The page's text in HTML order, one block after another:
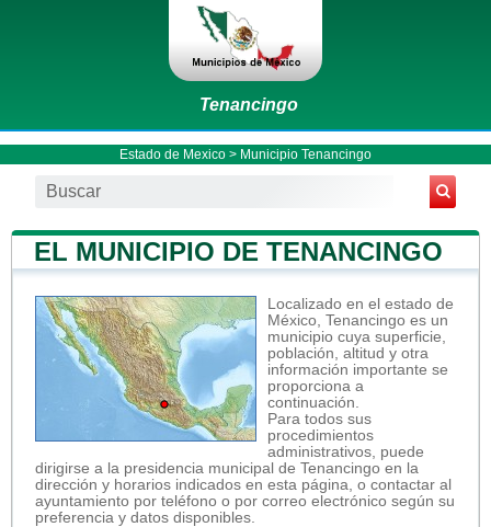
Tenancingo
Estado de Mexico > Municipio Tenancingo
EL MUNICIPIO DE TENANCINGO
Localizado en el estado de
México, Tenancingo es un
municipio cuya superficie,
población, altitud y otra
información importante se
proporciona a
continuación.
Para todos sus
procedimientos
administrativos, puede
dirigirse a la presidencia municipal de Tenancingo en la
dirección y horarios indicados en esta página, o contactar al
ayuntamiento por teléfono o por correo electrónico según su
preferencia y datos disponibles.